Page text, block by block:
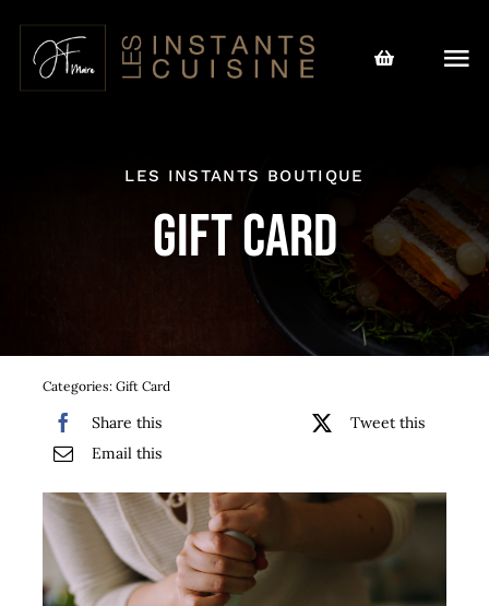
contenu
Notre offre
Nous contacter
Mon panier
Mon Compte
LES INSTANTS BOUTIQUE
Gift Card
Categories: Gift Card
Share this
Tweet this
Email this